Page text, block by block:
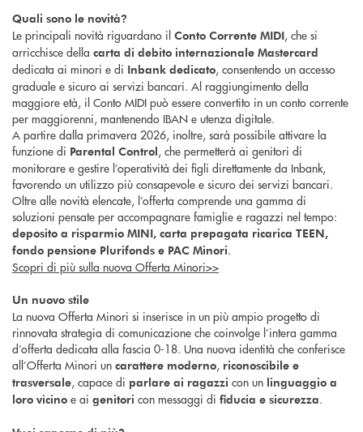
Quali sono le novità?
Le principali novità riguardano il Conto Corrente MIDI, che si
arricchisce della carta di debito internazionale Mastercard
dedicata ai minori e di Inbank dedicato, consentendo un accesso
graduale e sicuro ai servizi bancari. Al raggiungimento della
maggiore età, il Conto MIDI può essere convertito in un conto corrente
per maggiorenni, mantenendo IBAN e utenza digitale.
A partire dalla primavera 2026, inoltre, sarà possibile attivare la
funzione di Parental Control, che permetterà ai genitori di
monitorare e gestire l’operatività dei figli direttamente da Inbank,
favorendo un utilizzo più consapevole e sicuro dei servizi bancari.
Oltre alle novità elencate, l’offerta comprende una gamma di
soluzioni pensate per accompagnare famiglie e ragazzi nel tempo:
deposito a risparmio MINI, carta prepagata ricarica TEEN,
fondo pensione Plurifonds e PAC Minori.
Scopri di più sulla nuova Offerta Minori>>
Un nuovo stile
La nuova Offerta Minori si inserisce in un più ampio progetto di
rinnovata strategia di comunicazione che coinvolge l’intera gamma
d’offerta dedicata alla fascia 0-18. Una nuova identità che conferisce
all’Offerta Minori un carattere moderno, riconoscibile e
trasversale, capace di parlare ai ragazzi con un linguaggio a
loro vicino e ai genitori con messaggi di fiducia e sicurezza.